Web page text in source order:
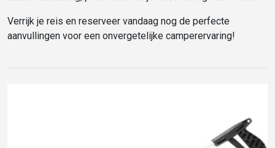
Verrijk je reis en reserveer vandaag nog de perfecte
aanvullingen voor een onvergetelijke camperervaring!